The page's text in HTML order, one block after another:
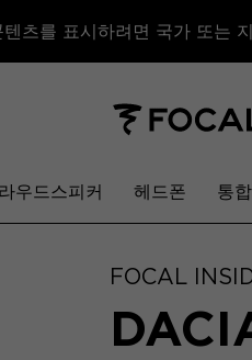
츠를 표시하려면 국가 또는
우드스피커 헤드폰 통
FOCAL